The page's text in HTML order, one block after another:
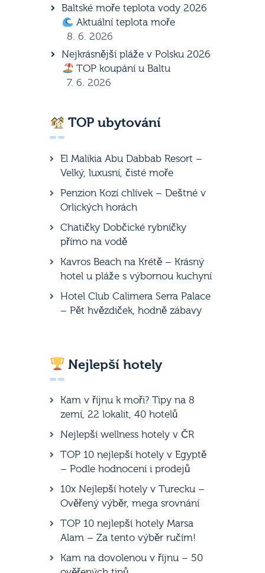
Baltské moře teplota vody 2026
Aktuální teplota moře
8. 6. 2026
Nejkrásnější pláže v Polsku 2026
TOP koupání u Baltu
7. 6. 2026
TOP ubytování
El Malikia Abu Dabbab Resort –
Velký, luxusní, čisté moře
Penzion Kozí chlívek – Deštné v
Orlických horách
Chatičky Dobčické rybníčky
přímo na vodě
Kavros Beach na Krétě – Krásný
hotel u pláže s výbornou kuchyní
Hotel Club Calimera Serra Palace
– Pět hvězdiček, hodně zábavy
Nejlepší hotely
Kam v říjnu k moři? Tipy na 8
zemí, 22 lokalit, 40 hotelů
Nejlepší wellness hotely v ČR
TOP 10 nejlepší hotely v Egyptě
– Podle hodnocení i prodejů
10x Nejlepší hotely v Turecku –
Ověřený výběr, mega srovnání
TOP 10 nejlepší hotely Marsa
Alam – Za tento výběr ručím!
Kam na dovolenou v říjnu – 50